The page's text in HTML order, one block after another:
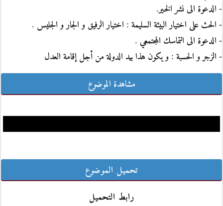
- الدعوة الى نشر الخير.
- الحث على اختيار البيئة السليمة : اختيار الرفيق و الجار و الجليس .
- الدعوة الى التماسك المجتمعي .
- الزجر و الحسبة : و يكون هذا بيد الدولة من أجل إقامة العدل
مشاهدة الموضوع
تحميل الموضوع
رابط التحميل